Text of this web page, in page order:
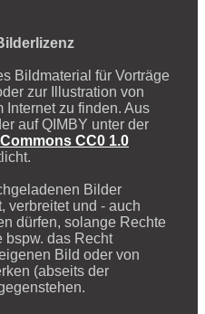
Bildmaterial für Vorträge
zur Illustration von
Internet zu finden. Aus
auf QIMBY unter der
CC0 1.0
Bilder
verbreitet und - auch
dürfen, solange Rechte
bspw. das Recht
Bild oder von
(abseits der